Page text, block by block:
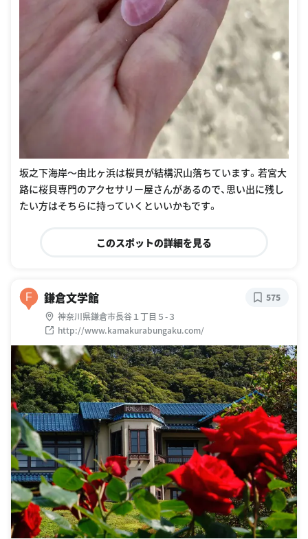
坂之下海岸〜由比ヶ浜は桜貝が結構沢山落ちています。若宮大
路に桜貝専門のアクセサリー屋さんがあるので、思い出に残し
たい方はそちらに持っていくといいかもです。
このスポットの詳細を見る
F 鎌倉文学館
神奈川県鎌倉市長谷１丁目５-３
http://www.kamakurabungaku.com/
575